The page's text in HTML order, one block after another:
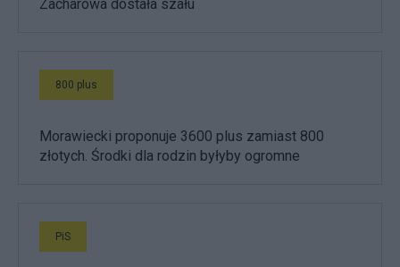
Zacharowa dostała szału
800 plus
Morawiecki proponuje 3600 plus zamiast 800
złotych. Środki dla rodzin byłyby ogromne
PiS